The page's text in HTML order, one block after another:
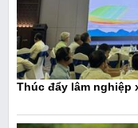
Thúc đẩy lâm